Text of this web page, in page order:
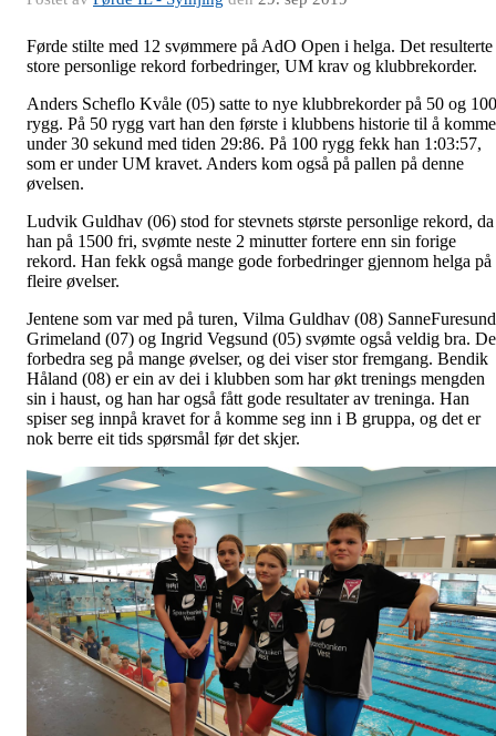
Førde stilte med 12 svømmere på AdO Open i helga. Det
store personlige rekord forbedringer, UM krav og klubbrekorder.
Anders Scheflo Kvåle (05) satte to nye klubbrekorder på 50 og 100
rygg. På 50 rygg vart han den første i klubbens historie til å komme
under 30 sekund med tiden 29:86. På 100 rygg fekk han 1:03:57,
som er under UM kravet. Anders kom også på pallen på denne
øvelsen.
Ludvik Guldhav (06) stod for stevnets største personlige rekord, da
han på 1500 fri, svømte neste 2 minutter fortere enn sin forige
rekord. Han fekk også mange gode forbedringer gjennom helga på
fleire øvelser.
Jentene som var med på turen, Vilma Guldhav (08) SanneFuresund
Grimeland (07) og Ingrid Vegsund (05) svømte også veldig bra.
forbedra seg på mange øvelser, og dei viser stor fremgang. Bendik
Håland (08) er ein av dei i klubben som har økt trenings mengden
sin i haust, og han har også fått gode resultater av treninga. Han
spiser seg innpå kravet for å komme seg inn i B gruppa, og det er
nok berre eit tids spørsmål før det skjer.